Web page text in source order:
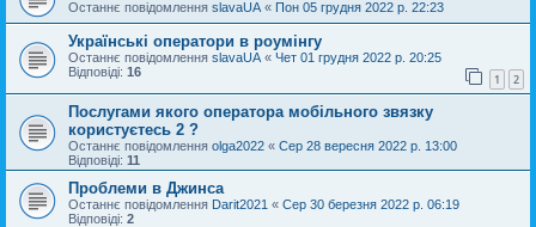
Останнє повідомлення slavaUA « Пон 05 грудня 2022 р. 22:23
Українські оператори в роумінгу
Останнє повідомлення slavaUA « Чет 01 грудня 2022 р. 20:25
Відповіді: 16 1 2
Послугами якого оператора мобільного звязку
користуєтесь 2 ?
Останнє повідомлення olga2022 « Сер 28 вересня 2022 р. 13:00
Відповіді: 11
Проблеми в Джинса
Останнє повідомлення Darit2021 « Сер 30 березня 2022 р. 06:19
Відповіді: 2